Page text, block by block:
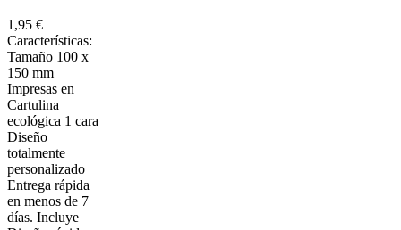
1,95 €
Características:
Tamaño 100 x
150 mm
Impresas en
Cartulina
ecológica 1 cara
Diseño
totalmente
personalizado
Entrega rápida
en menos de 7
días. Incluye